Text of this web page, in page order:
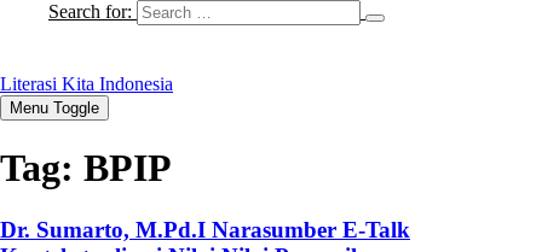
Search for:
Literasi Kita Indonesia
Menu Toggle
Tag: BPIP
Dr. Sumarto, M.Pd.I Narasumber E-Talk